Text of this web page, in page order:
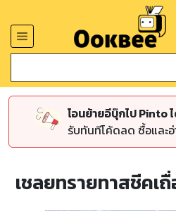
โอนย้ายอีบุ๊กไป Pinto
รับทันทีโค้ดลด ซื้อและ
เชลยทรายทาสชีคเ